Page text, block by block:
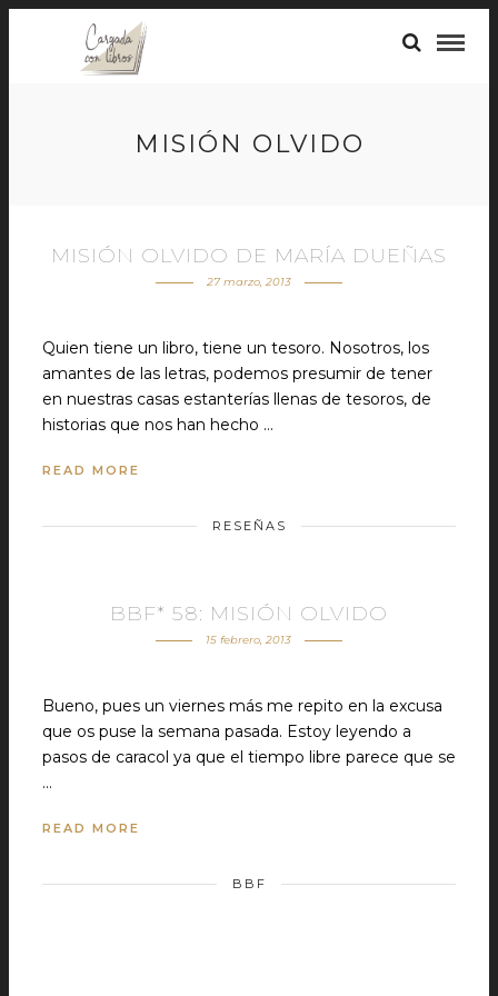
MISIÓN OLVIDO
MISIÓN OLVIDO DE MARÍA DUEÑAS
27 marzo, 2013
Quien tiene un libro, tiene un tesoro. Nosotros, los
amantes de las letras, podemos presumir de tener
en nuestras casas estanterías llenas de tesoros, de
historias que nos han hecho …
READ MORE
RESEÑAS
BBF* 58: MISIÓN OLVIDO
15 febrero, 2013
Bueno, pues un viernes más me repito en la excusa
que os puse la semana pasada. Estoy leyendo a
pasos de caracol ya que el tiempo libre parece que se
…
READ MORE
BBF